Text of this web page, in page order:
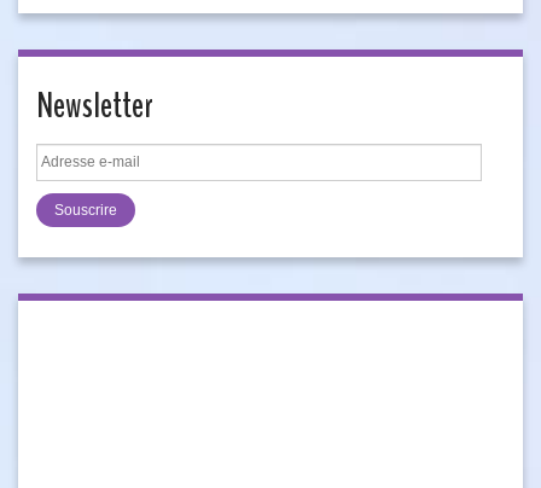
Newsletter
Adresse
e-
mail